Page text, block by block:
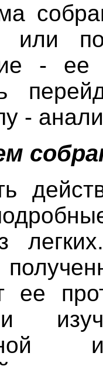
или
-
-
ее